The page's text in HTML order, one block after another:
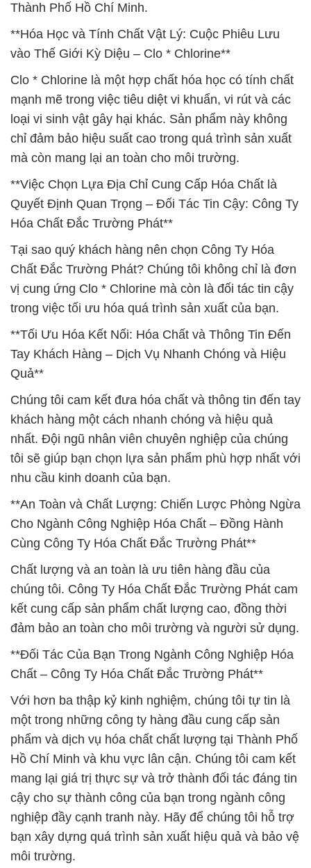
Thành Phố Hồ Chí Minh.
**Hóa Học và Tính Chất Vật Lý: Cuộc Phiêu Lưu
vào Thế Giới Kỳ Diệu – Clo * Chlorine**
Clo * Chlorine là một hợp chất hóa học có tính chất
mạnh mẽ trong việc tiêu diệt vi khuẩn, vi rút và các
loại vi sinh vật gây hại khác. Sản phẩm này không
chỉ đảm bảo hiệu suất cao trong quá trình sản xuất
mà còn mang lại an toàn cho môi trường.
**Việc Chọn Lựa Địa Chỉ Cung Cấp Hóa Chất là
Quyết Định Quan Trọng – Đối Tác Tin Cậy: Công Ty
Hóa Chất Đắc Trường Phát**
Tại sao quý khách hàng nên chọn Công Ty Hóa
Chất Đắc Trường Phát? Chúng tôi không chỉ là đơn
vị cung ứng Clo * Chlorine mà còn là đối tác tin cậy
trong việc tối ưu hóa quá trình sản xuất của bạn.
**Tối Ưu Hóa Kết Nối: Hóa Chất và Thông Tin Đến
Tay Khách Hàng – Dịch Vụ Nhanh Chóng và Hiệu
Quả**
Chúng tôi cam kết đưa hóa chất và thông tin đến tay
khách hàng một cách nhanh chóng và hiệu quả
nhất. Đội ngũ nhân viên chuyên nghiệp của chúng
tôi sẽ giúp bạn chọn lựa sản phẩm phù hợp nhất với
nhu cầu kinh doanh của bạn.
**An Toàn và Chất Lượng: Chiến Lược Phòng Ngừa
Cho Ngành Công Nghiệp Hóa Chất – Đồng Hành
Cùng Công Ty Hóa Chất Đắc Trường Phát**
Chất lượng và an toàn là ưu tiên hàng đầu của
chúng tôi. Công Ty Hóa Chất Đắc Trường Phát cam
kết cung cấp sản phẩm chất lượng cao, đồng thời
đảm bảo an toàn cho môi trường và người sử dụng.
**Đối Tác Của Bạn Trong Ngành Công Nghiệp Hóa
Chất – Công Ty Hóa Chất Đắc Trường Phát**
Với hơn ba thập kỷ kinh nghiệm, chúng tôi tự tin là
một trong những công ty hàng đầu cung cấp sản
phẩm và dịch vụ hóa chất chất lượng tại Thành Phố
Hồ Chí Minh và khu vực lân cận. Chúng tôi cam kết
mang lại giá trị thực sự và trở thành đối tác đáng tin
cậy cho sự thành công của bạn trong ngành công
nghiệp đầy cạnh tranh này. Hãy để chúng tôi hỗ trợ
bạn xây dựng quá trình sản xuất hiệu quả và bảo vệ
môi trường.